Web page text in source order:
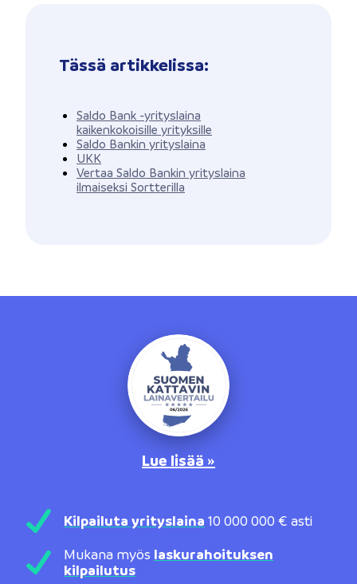
Tässä artikkelissa:
Saldo Bank -yrityslaina
kaikenkokoisille yrityksille
Saldo Bankin yrityslaina
UKK
Vertaa Saldo Bankin yrityslaina
ilmaiseksi Sortterilla
Lue lisää »
Kilpailuta yrityslaina 10 000 000 € asti
Mukana myös laskurahoituksen
kilpailutus